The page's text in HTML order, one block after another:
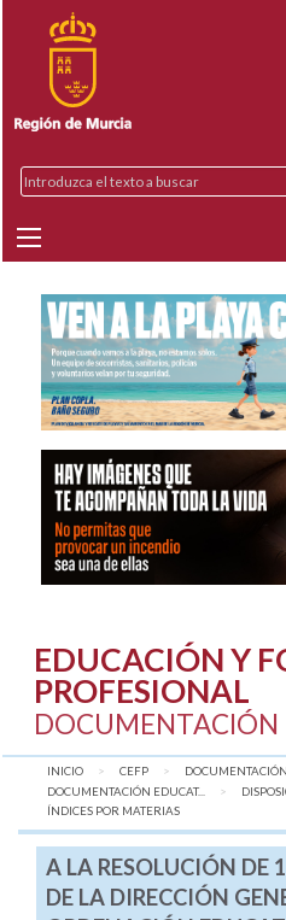
EDUCACIÓN Y
PROFESIONAL
DOCUMENTACIÓN
INICIO CEFP
DOCUMENTACIÓN
DOCUMENTACIÓN EDUCAT...
AQUÍ:
ÍNDICES POR MATERIAS
A LA RESOLUCIÓN DE
DE LA DIRECCIÓN